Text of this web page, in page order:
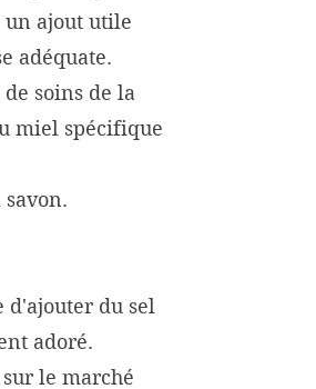
un ajout utile
adéquate.
soins de la
miel spécifique
d'ajouter du sel
adoré.
le marché